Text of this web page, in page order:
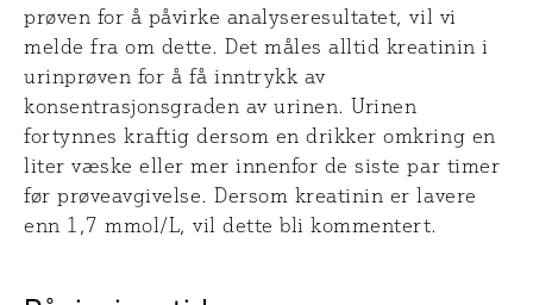
prøven for å påvirke analyseresultatet, vil vi
melde fra om dette. Det måles alltid kreatinin i
urinprøven for å få inntrykk av
konsentrasjonsgraden av urinen. Urinen
fortynnes kraftig dersom en drikker omkring en
liter væske eller mer innenfor de siste par timer
før prøveavgivelse. Dersom kreatinin er lavere
enn 1,7 mmol/L, vil dette bli kommentert.